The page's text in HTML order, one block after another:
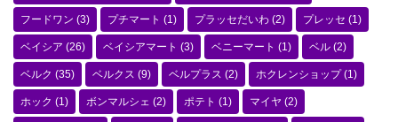
フードワン (3) プチマート (1) プラッセだいわ (2) プレッセ (1)
ベイシア (26) ベイシアマート (3) ベニーマート (1) ベル (2)
ベルク (35) ベルクス (9) ベルプラス (2) ホクレンショップ(1)
ホック (1) ボンマルシェ (2) ポテト (1) マイヤ (2)